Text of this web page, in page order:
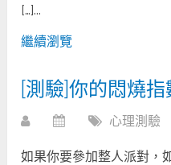
[…]...
繼續瀏覽
[測驗]你的悶燒
心理測驗
如果你要參加整人派對，